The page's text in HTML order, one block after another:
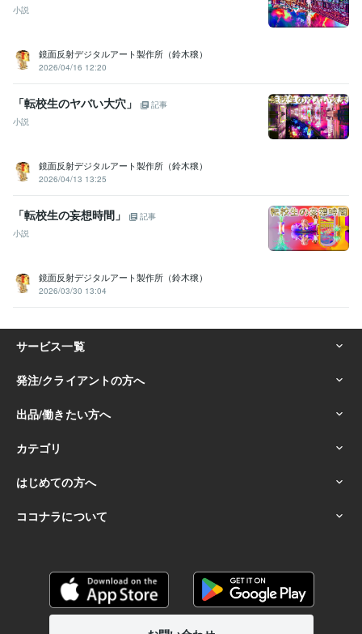
小説
鏡面反射デジタルアート製作所（鈴木穣）
2026/04/16 12:20
「転校生のヤバい大穴」
記事
小説
鏡面反射デジタルアート製作所（鈴木穣）
2026/04/13 13:25
「転校生の妄想時間」
記事
小説
鏡面反射デジタルアート製作所（鈴木穣）
2026/03/30 13:04